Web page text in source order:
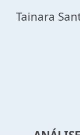
Tainara